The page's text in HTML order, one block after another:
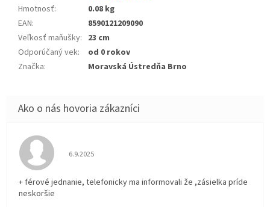
Hmotnosť:
0.08 kg
EAN:
8590121209090
Veľkosť maňušky: 23 cm
Odporúčaný vek:
od 0 rokov
Značka: Moravská Ústredňa Brno
Hodnotenie obchodu je 5 z 5 hviezdičiek.
6.9.2025
+ férové jednanie, telefonicky ma informovali že ,zásielka príde
neskoršie